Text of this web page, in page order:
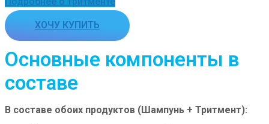
ХОЧУ КУПИТЬ
Основные компоненты в
составе
В составе обоих продуктов (Шампунь + Тритмент):